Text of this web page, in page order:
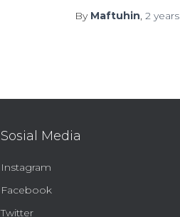
By Maftuhin, 2 years
Sosial Media
Instagram
Facebook
Twitter